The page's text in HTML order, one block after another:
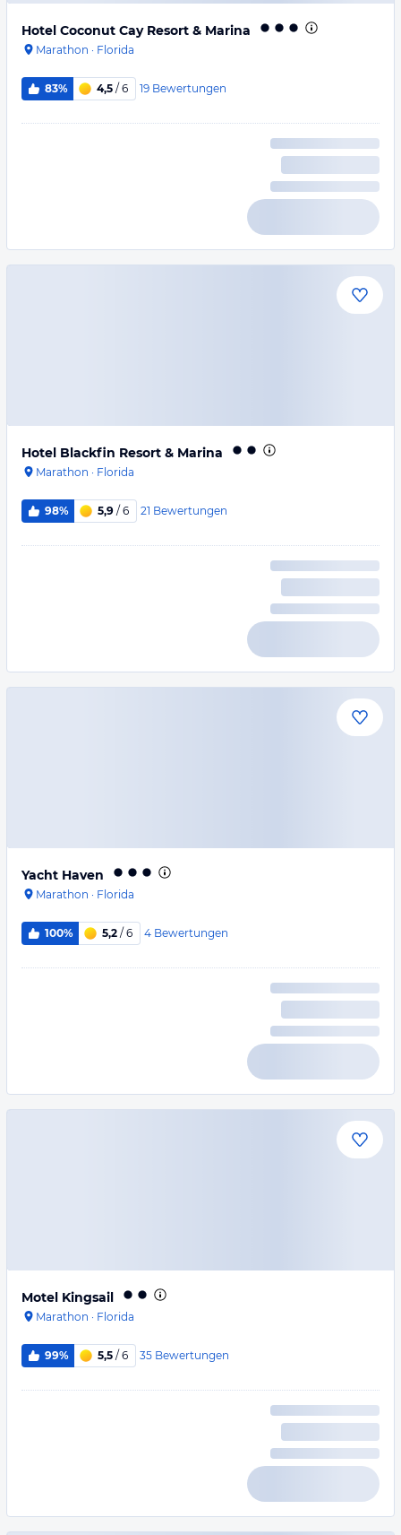
Hotel Coconut Cay Resort & Marina
Marathon · Florida
83% 4,5 / 6 19 Bewertungen
Hotel Blackfin Resort & Marina
Marathon · Florida
98% 5,9 / 6 21 Bewertungen
Yacht Haven
Marathon · Florida
100% 5,2 / 6 4 Bewertungen
Motel Kingsail
Marathon · Florida
99% 5,5 / 6 35 Bewertungen